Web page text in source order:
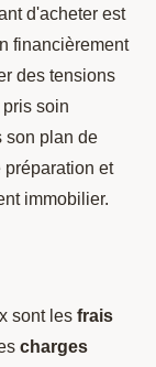
d'acheter est
financièrement
des tensions
soin
son plan de
et
immobilier.
sont les frais
charges